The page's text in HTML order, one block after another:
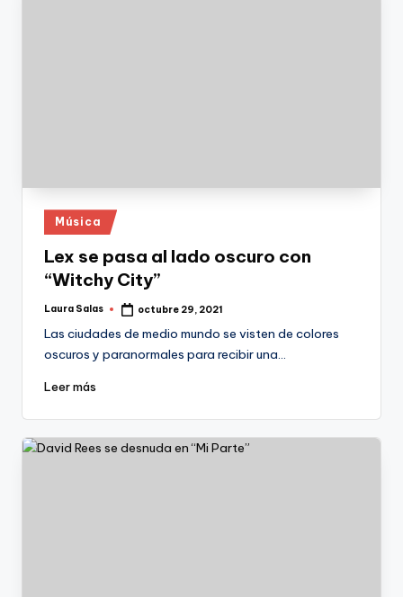
Publicado
en
Música
Lex se pasa al lado oscuro con
“Witchy City”
Publicado
Laura Salas octubre 29, 2021
Las ciudades de medio mundo se visten de colores
oscuros y paranormales para recibir una…
Leer más